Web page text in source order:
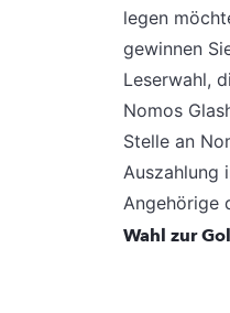
legen
gewinnen
Leserwahl,
Nomos
Stelle an
Auszahlung
Angehörige
Wahl zur